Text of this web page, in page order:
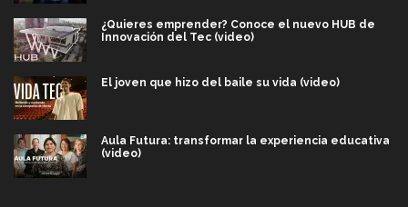
¿Quieres emprender? Conoce el nuevo HUB de
Innovación del Tec (video)
El joven que hizo del baile su vida (video)
Aula Futura: transformar la experiencia educativa
(video)